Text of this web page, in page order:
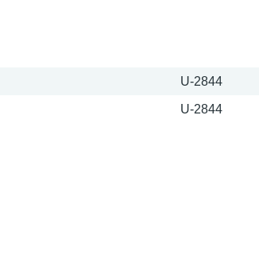
U-2844
U-2844